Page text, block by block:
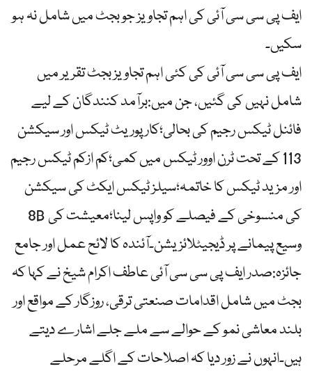
ایف پی سی سی آئی کی اہم تجاویز جو بجٹ میں شامل نہ ہو
سکیں۔
ایف پی سی سی آئی کی کئی اہم تجاویز بجٹ تقریر میں
شامل نہیں کی گئیں، جن میں:برآمد کنندگان کے لیے
فائنل ٹیکس رجیم کی بحالی؛کارپوریٹ ٹیکس اور سیکشن
113 کے تحت ٹرن اوور ٹیکس میں کمی؛کم ازکم ٹیکس رجیم
اور مزید ٹیکس کا خاتمہ؛سیلز ٹیکس ایکٹ کی سیکشن
8B کی منسوخی کے فیصلے کو واپس لینا؛معیشت کی
وسیع پیمانے پر ڈیجیٹلائزیشن۔آئندہ کا لائح عمل اور جامع
جائزہ:صدر ایف پی سی سی آئی عاطف اکرام شیخ نے کہا کہ
بجٹ میں شامل اقدامات صنعتی ترقی، روزگار کے مواقع اور
بلند معاشی نمو کے حوالے سے ملے جلے اشارے دیتے
ہیں۔انہوں نے زور دیا کہ اصلاحات کے اگلے مرحلے